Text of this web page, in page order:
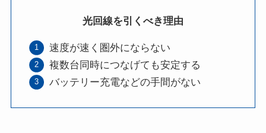
光回線を引くべき理由
速度が速く圏外にならない
複数台同時につなげても安定する
バッテリー充電などの手間がない